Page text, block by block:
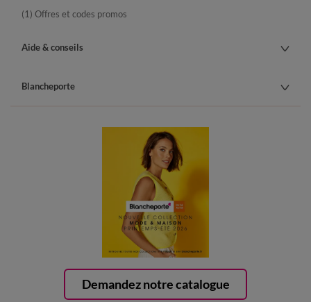
Demandez notre catalogue
(1) Offres et codes promos
Aide & conseils
Blancheporte